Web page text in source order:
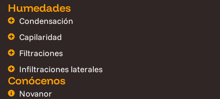
Humedades
Condensación
Capilaridad
Filtraciones
Infiltraciones laterales
Conócenos
Novanor